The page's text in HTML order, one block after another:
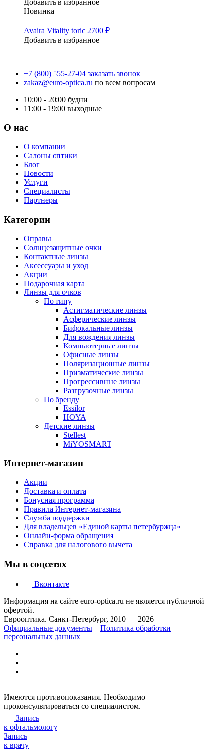
Добавить в избранное
Новинка
Avaira Vitality toric 2700 ₽
Добавить в избранное
+7 (800) 555-27-04 заказать звонок
zakaz@euro-optica.ru по всем вопросам
10:00 - 20:00 будни
11:00 - 19:00 выходные
О нас
О компании
Салоны оптики
Блог
Новости
Услуги
Специалисты
Партнеры
Категории
Оправы
Солнцезащитные очки
Контактные линзы
Аксессуары и уход
Акции
Подарочная карта
Линзы для очков
По типу
Астигматические линзы
Асферические линзы
Бифокальные линзы
Для вождения линзы
Компьютерные линзы
Офисные линзы
Поляризационные линзы
Призматические линзы
Прогрессивные линзы
Разгрузочные линзы
По бренду
Essilor
HOYA
Детские линзы
Stellest
MiYOSMART
Интернет-магазин
Акции
Доставка и оплата
Бонусная программа
Правила Интернет-магазина
Служба поддержки
Для владельцев «Единой карты петербуржца»
Онлайн-форма обращения
Справка для налогового вычета
Мы в соцсетях
Вконтакте
Информация на сайте euro-optica.ru не является публичной
офертой.
Еврооптика. Санкт-Петербург, 2010 — 2026
Официальные документы
Политика обработки
персональных данных
Имеются противопоказания. Необходимо
проконсультироваться со специалистом.
Запись
к офтальмологу
Запись
к врачу